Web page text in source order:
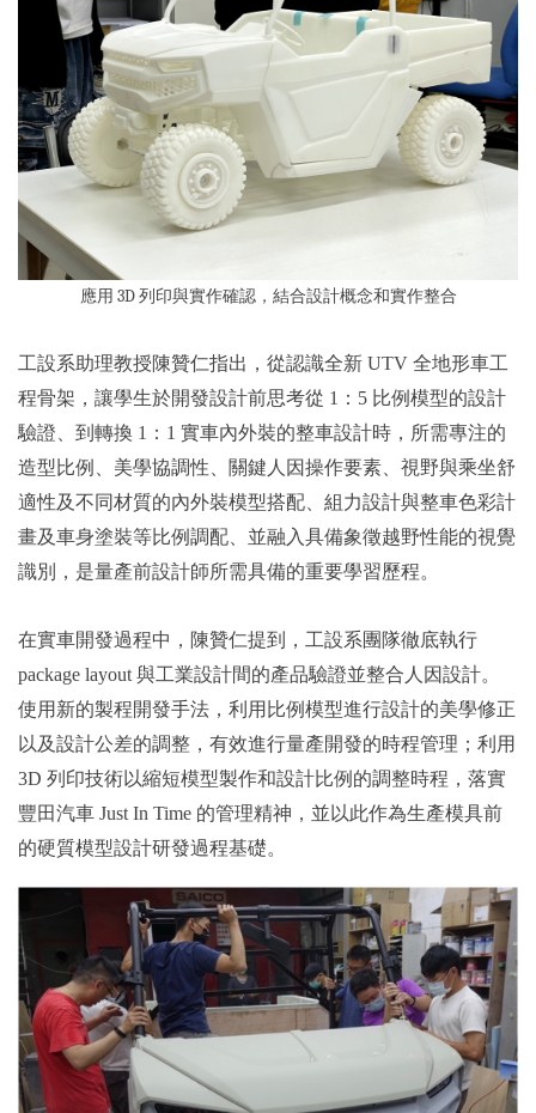
應用 3D 列印與實作確認，結合設計概念和實作整合
工設系助理教授陳贊仁指出，從認識全新 UTV 全地形車工
程骨架，讓學生於開發設計前思考從 1：5 比例模型的設計
驗證、到轉換 1：1 實車內外裝的整車設計時，所需專注的
造型比例、美學協調性、關鍵人因操作要素、視野與乘坐舒
適性及不同材質的內外裝模型搭配、組力設計與整車色彩計
畫及車身塗裝等比例調配、並融入具備象徵越野性能的視覺
識別，是量產前設計師所需具備的重要學習歷程。
在實車開發過程中，陳贊仁提到，工設系團隊徹底執行
package layout 與工業設計間的產品驗證並整合人因設計。
使用新的製程開發手法，利用比例模型進行設計的美學修正
以及設計公差的調整，有效進行量產開發的時程管理；利用
3D 列印技術以縮短模型製作和設計比例的調整時程，落實
豐田汽車 Just In Time 的管理精神，並以此作為生產模具前
的硬質模型設計研發過程基礎。